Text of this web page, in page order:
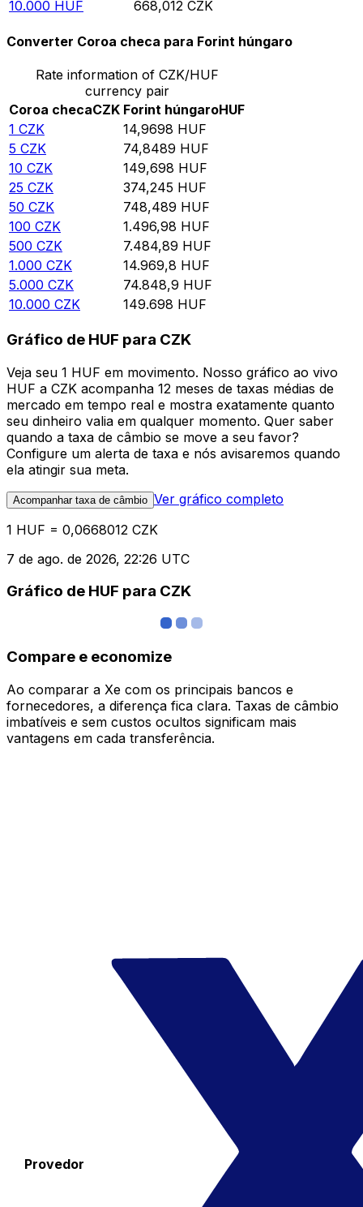
10.000 HUF 668,012 CZK
Converter Coroa checa para Forint húngaro
Rate information of CZK/HUF
currency pair
Coroa checaCZK Forint húngaroHUF
1 CZK 14,9698 HUF
5 CZK 74,8489 HUF
10 CZK 149,698 HUF
25 CZK 374,245 HUF
50 CZK 748,489 HUF
100 CZK 1.496,98 HUF
500 CZK 7.484,89 HUF
1.000 CZK 14.969,8 HUF
5.000 CZK 74.848,9 HUF
10.000 CZK 149.698 HUF
Gráfico de HUF para CZK
Veja seu 1 HUF em movimento. Nosso gráfico ao vivo
HUF a CZK acompanha 12 meses de taxas médias de
mercado em tempo real e mostra exatamente quanto
seu dinheiro valia em qualquer momento. Quer saber
quando a taxa de câmbio se move a seu favor?
Configure um alerta de taxa e nós avisaremos quando
ela atingir sua meta.
Acompanhar taxa de câmbio Ver gráfico completo
1 HUF = 0,0668012 CZK
7 de ago. de 2026, 22:26 UTC
Gráfico de HUF para CZK
Compare e economize
Ao comparar a Xe com os principais bancos e
fornecedores, a diferença fica clara. Taxas de câmbio
imbatíveis e sem custos ocultos significam mais
vantagens em cada transferência.
Provedor